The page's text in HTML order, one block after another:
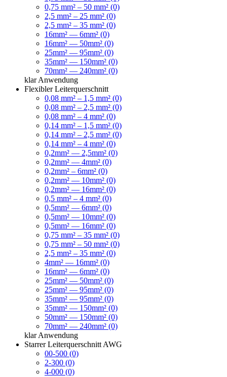
0,75 mm² – 50 mm² (0)
2,5 mm² – 25 mm² (0)
2,5 mm² – 35 mm² (0)
16mm² — 6mm² (0)
16mm² — 50mm² (0)
25mm² — 95mm² (0)
35mm² — 150mm² (0)
70mm² — 240mm² (0)
klar Anwendung
Flexibler Leiterquerschnitt
0,08 mm² – 1,5 mm² (0)
0,08 mm² – 2,5 mm² (0)
0,08 mm² – 4 mm² (0)
0,14 mm² – 1,5 mm² (0)
0,14 mm² – 2,5 mm² (0)
0,14 mm² – 4 mm² (0)
0,2mm² — 2,5mm² (0)
0,2mm² — 4mm² (0)
0,2mm² – 6mm² (0)
0,2mm² — 10mm² (0)
0,2mm² — 16mm² (0)
0,5 mm² – 4 mm² (0)
0,5mm² — 6mm² (0)
0,5mm² — 10mm² (0)
0,5mm² — 16mm² (0)
0,75 mm² – 35 mm² (0)
0,75 mm² – 50 mm² (0)
2,5 mm² – 35 mm² (0)
4mm² — 16mm² (0)
16mm² — 6mm² (0)
25mm² — 50mm² (0)
25mm² — 95mm² (0)
35mm² — 95mm² (0)
35mm² — 150mm² (0)
50mm² — 150mm² (0)
70mm² — 240mm² (0)
klar Anwendung
Starrer Leiterquerschnitt AWG
00-500 (0)
2-300 (0)
4-000 (0)